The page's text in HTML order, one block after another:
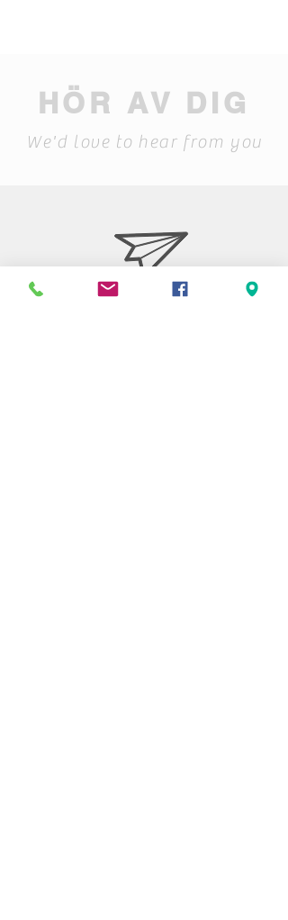
HÖR AV DIG
We'd love to hear from you